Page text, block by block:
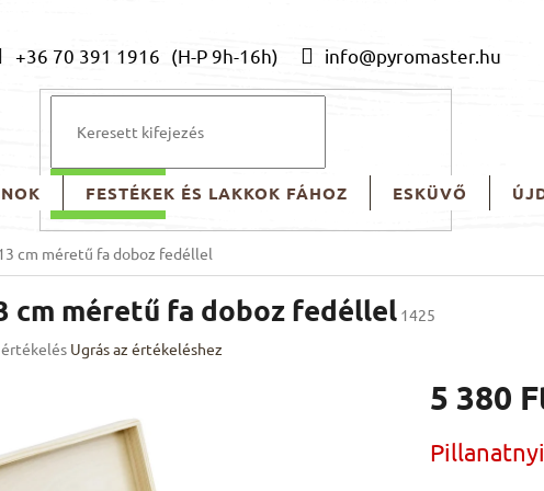
+36 70 391 1916 info@pyromaster.hu
KERESÉS
FESTÉKEK ÉS LAKKOK FÁHOZ ESKÜVŐ
cm méretű fa doboz fedéllel
cm méretű fa doboz fedéllel 1425
Ugrás az értékeléshez
5 380